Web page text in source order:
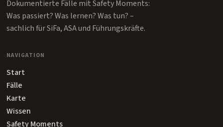
Dokumentierte Fälle mit Safety Moments:
Was passiert? Was lernen? Was tun? –
sachlich für SiFa, ASA und Führungskräfte.
NAVIGATION
Start
Fälle
Karte
Wissen
Safety Moments